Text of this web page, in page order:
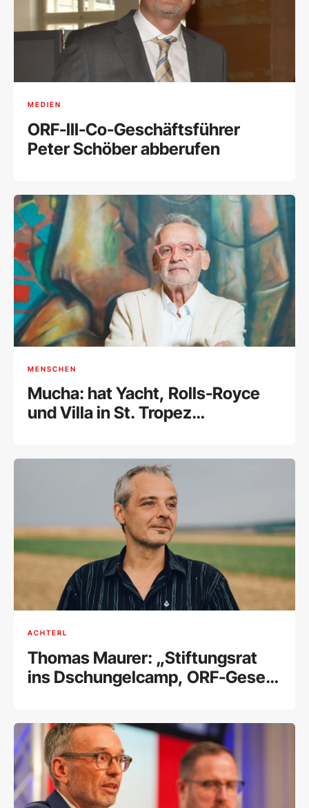
MEDIEN
ORF-III-Co-Geschäftsführer
Peter Schöber abberufen
MENSCHEN
Mucha: hat Yacht, Rolls-Royce
und Villa in St. Tropez
ACHTERL
Thomas Maurer: „Stiftungsrat
ins Dschungelcamp, ORF-Gesetz